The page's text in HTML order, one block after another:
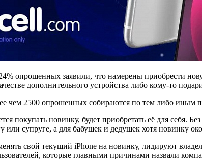
опрошенных заявили, что намерены приобрести
дополнительного устройства либо кому-то
чем 2500 опрошенных собираются по тем либо иным
покупать новинку, будет приобретать её для себя.
или супруге, а для бабушек и дедушек хотя новинку
свой текущий iPhone на новинку, лидируют
которые главными причинами назвали